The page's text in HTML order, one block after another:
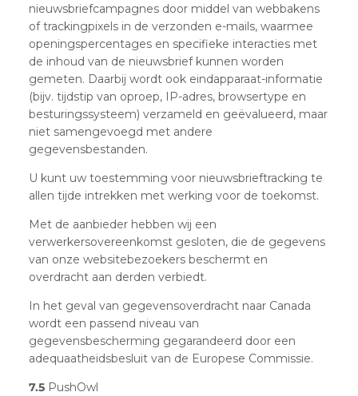
nieuwsbriefcampagnes door middel van webbakens
of trackingpixels in de verzonden e-mails, waarmee
openingspercentages en specifieke interacties met
de inhoud van de nieuwsbrief kunnen worden
gemeten. Daarbij wordt ook eindapparaat-informatie
(bijv. tijdstip van oproep, IP-adres, browsertype en
besturingssysteem) verzameld en geëvalueerd, maar
niet samengevoegd met andere
gegevensbestanden.
U kunt uw toestemming voor nieuwsbrieftracking te
allen tijde intrekken met werking voor de toekomst.
Met de aanbieder hebben wij een
verwerkersovereenkomst gesloten, die de gegevens
van onze websitebezoekers beschermt en
overdracht aan derden verbiedt.
In het geval van gegevensoverdracht naar Canada
wordt een passend niveau van
gegevensbescherming gegarandeerd door een
adequaatheidsbesluit van de Europese Commissie.
7.5 PushOwl